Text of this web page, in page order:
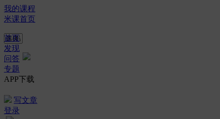
我的课程
米课首页
首页
发现
问答
专题
APP下载
写文章
登录